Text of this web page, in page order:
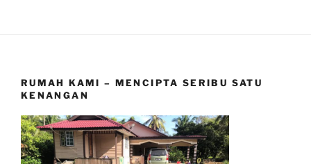
RUMAH KAMI – MENCIPTA SERIBU SATU
KENANGAN